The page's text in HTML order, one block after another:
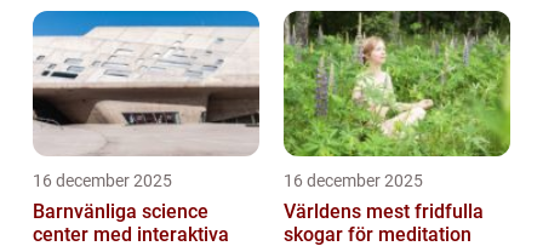
16 december 2025
Barnvänliga science
center med interaktiva
16 december 2025
Världens mest fridfulla
skogar för meditation